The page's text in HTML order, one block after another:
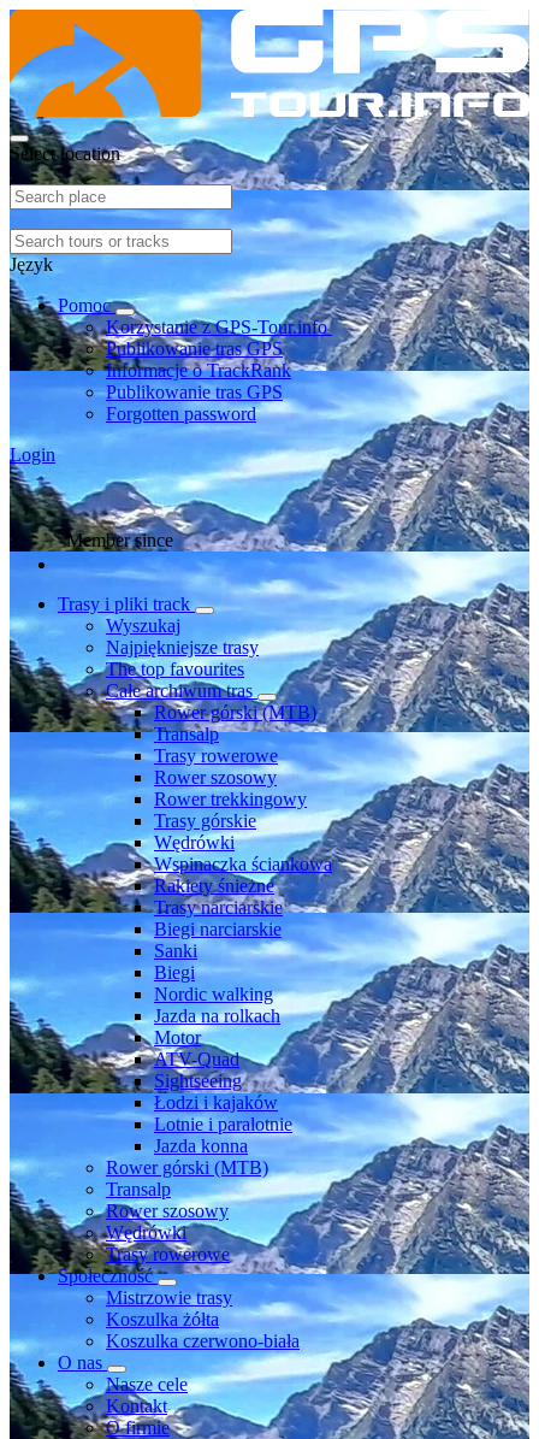
Select location
Język
Pomoc
Korzystanie z GPS-Tour.info
Publikowanie tras GPS
Informacje o TrackRank
Publikowanie tras GPS
Forgotten password
Login
Member since
Trasy i pliki track
Wyszukaj
Najpiękniejsze trasy
The top favourites
Całe archiwum tras
Rower górski (MTB)
Transalp
Trasy rowerowe
Rower szosowy
Rower trekkingowy
Trasy górskie
Wędrówki
Wspinaczka ściankowa
Rakiety śnieżne
Trasy narciarskie
Biegi narciarskie
Sanki
Biegi
Nordic walking
Jazda na rolkach
Motor
ATV-Quad
Sightseeing
Łodzi i kajaków
Lotnie i paralotnie
Jazda konna
Rower górski (MTB)
Transalp
Rower szosowy
Wędrówki
Trasy rowerowe
Społeczność
Mistrzowie trasy
Koszulka żółta
Koszulka czerwono-biała
O nas
Nasze cele
Kontakt
O firmie